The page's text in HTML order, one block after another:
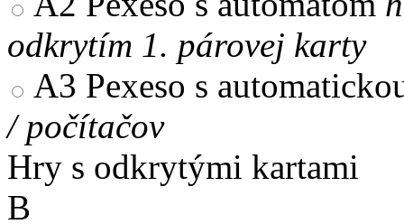
odkrytím 1. párovej karty
A3 Pexeso s
/ počítačov
Hry s odkrytými kartami
B